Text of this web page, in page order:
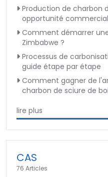
Production de charbon
opportunité
Comment démarrer
Zimbabwe ?
Processus de
guide étape par étape
Comment gagner de
charbon de sciure de
lire plus
CAS
76 Articles